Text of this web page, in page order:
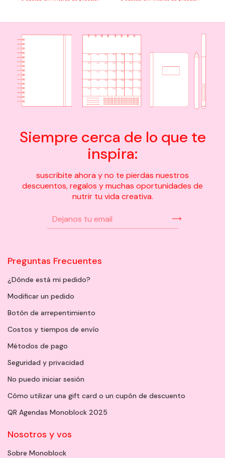
Siempre cerca de lo que te
inspira:
suscribite ahora y no te pierdas nuestros
descuentos, regalos y muchas oportunidades de
nutrir tu vida creativa.
Preguntas Frecuentes
¿Dónde está mi pedido?
Modificar un pedido
Botón de arrepentimiento
Costos y tiempos de envío
Métodos de pago
Seguridad y privacidad
No puedo iniciar sesión
Cómo utilizar una gift card o un cupón de descuento
QR Agendas Monoblock 2025
Nosotros y vos
Sobre Monoblock